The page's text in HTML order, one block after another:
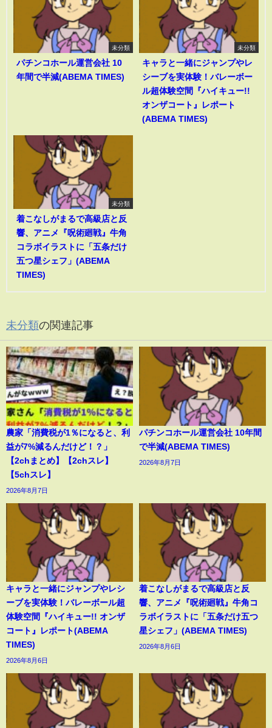
未分類
パチンコホール運営会社 10
年間で半減(ABEMA TIMES)
未分類
キャラと一緒にジャンプやレ
シーブを実体験！バレーボー
ル超体験空間『ハイキュー!!
オンザコート』レポート
(ABEMA TIMES)
未分類
着こなしがまるで高級店と反
響、アニメ『呪術廻戦』牛角
コラボイラストに「五条だけ
五つ星シェフ」(ABEMA
TIMES)
未分類の関連記事
農家「消費税が1％になると、利
益が7%減るんだけど！？」
【2chまとめ】【2chスレ】
【5chスレ】
2026年8月7日
パチンコホール運営会社 10年間
で半減(ABEMA TIMES)
2026年8月7日
キャラと一緒にジャンプやレシ
ーブを実体験！バレーボール超
体験空間『ハイキュー!! オンザ
コート』レポート(ABEMA
TIMES)
2026年8月6日
着こなしがまるで高級店と反
響、アニメ『呪術廻戦』牛角コ
ラボイラストに「五条だけ五つ
星シェフ」(ABEMA TIMES)
2026年8月6日